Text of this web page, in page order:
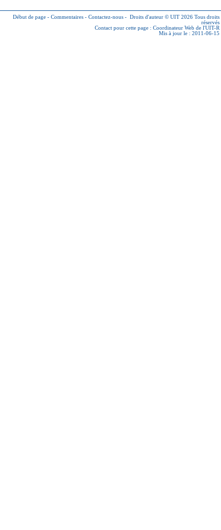
Début de page - Commentaires - Contactez-nous - Droits d'auteur © UIT 2026 Tous droits
réservés
Contact pour cette page : Coordinateur Web de l'UIT-R
Mis à jour le : 2011-06-15